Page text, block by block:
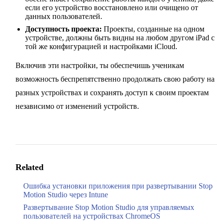
если его устройство восстановлено или очищено от
данных пользователей.
Доступность проекта: Проекты, созданные на одном
устройстве, должны быть видны на любом другом iPad с
той же конфигурацией и настройками iCloud.
Включив эти настройки, ты обеспечишь ученикам
возможность беспрепятственно продолжать свою работу на
разных устройствах и сохранять доступ к своим проектам
независимо от изменений устройств.
Related
Ошибка установки приложения при развертывании Stop
Motion Studio через Intune
Развертывание Stop Motion Studio для управляемых
пользователей на устройствах ChromeOS